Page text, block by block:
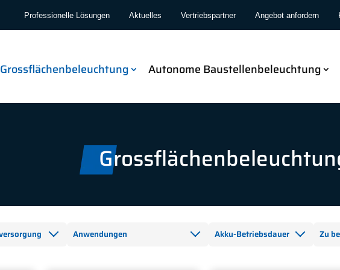
Professionelle Lösungen Aktuelles Vertriebspartner Angebot anfordern
Grossflächenbeleuchtung Autonome Baustellenbeleuchtung